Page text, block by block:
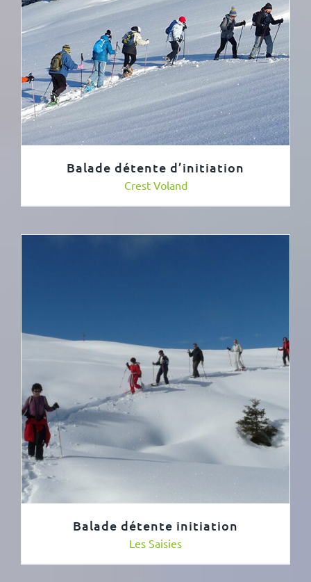
Balade détente d’initiation
Crest Voland
Balade détente initiation
Les Saisies